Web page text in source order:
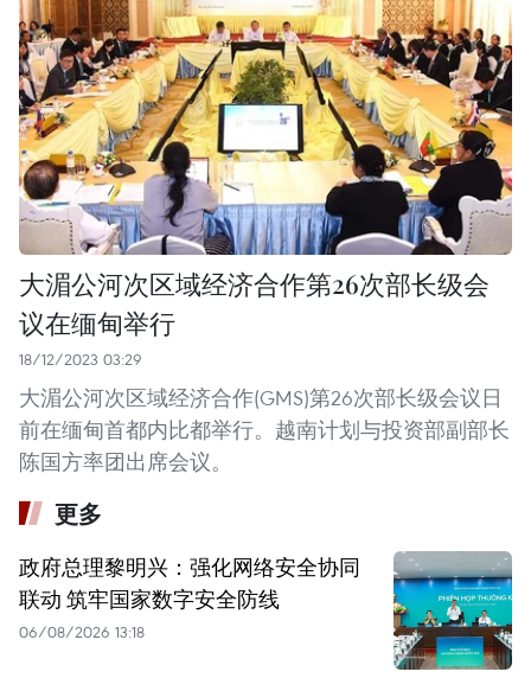
大湄公河次区域经济合作第26次部长级会
议在缅甸举行
18/12/2023 03:29
大湄公河次区域经济合作(GMS)第26次部长级会议日
前在缅甸首都内比都举行。越南计划与投资部副部长
陈国方率团出席会议。
更多
政府总理黎明兴：强化网络安全协同
联动 筑牢国家数字安全防线
06/08/2026 13:18